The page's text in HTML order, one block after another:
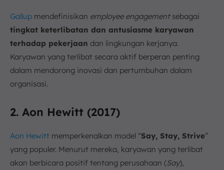
Gallup mendefinisikan employee engagementsebagai
tingkat keterlibatan dan antusiasme karyawan
terhadap pekerjaan dan lingkungan kerjanya.
Karyawan yang terlibat secara aktif berperan penting
dalam mendorong inovasi dan pertumbuhan dalam
organisasi.
2. Aon Hewitt (2017)
Aon Hewitt memperkenalkan model “Say, Stay, Strive”
yang populer. Menurut mereka, karyawan yang terlibat
akan berbicara positif tentang perusahaan (Say),